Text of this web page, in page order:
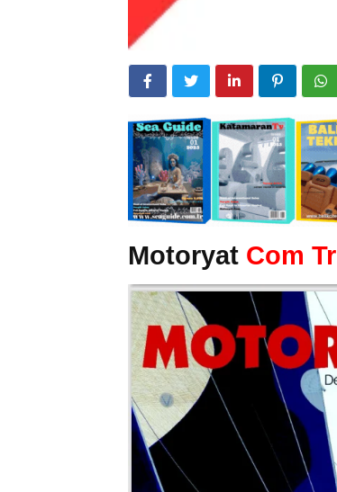
Motoryat Com Tr